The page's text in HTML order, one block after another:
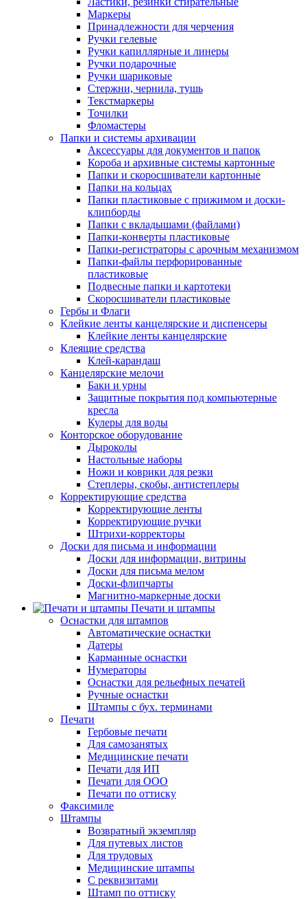
Маркеры
Принадлежности для черчения
Ручки гелевые
Ручки капиллярные и линеры
Ручки подарочные
Ручки шариковые
Стержни, чернила, тушь
Текстмаркеры
Точилки
Фломастеры
Папки и системы архивации
Аксессуары для документов и папок
Короба и архивные системы картонные
Папки и скоросшиватели картонные
Папки на кольцах
Папки пластиковые с прижимом и доски-
клипборды
Папки с вкладышами (файлами)
Папки-конверты пластиковые
Папки-регистраторы с арочным механизмом
Папки-файлы перфорированные
пластиковые
Подвесные папки и картотеки
Скоросшиватели пластиковые
Гербы и Флаги
Клейкие ленты канцелярские и диспенсеры
Клейкие ленты канцелярские
Клеящие средства
Клей-карандаш
Канцелярские мелочи
Баки и урны
Защитные покрытия под компьютерные
кресла
Кулеры для воды
Конторское оборудование
Дыроколы
Настольные наборы
Ножи и коврики для резки
Степлеры, скобы, антистеплеры
Корректирующие средства
Корректирующие ленты
Корректирующие ручки
Штрихи-корректоры
Доски для письма и информации
Доски для информации, витрины
Доски для письма мелом
Доски-флипчарты
Магнитно-маркерные доски
Печати и штампы
Оснастки для штампов
Автоматические оснастки
Датеры
Карманные оснастки
Нумераторы
Оснастки для рельефных печатей
Ручные оснастки
Штампы с бух. терминами
Печати
Гербовые печати
Для самозанятых
Медицинские печати
Печати для ИП
Печати для ООО
Печати по оттиску
Факсимиле
Штампы
Возвратный экземпляр
Для путевых листов
Для трудовых
Медицинские штампы
С реквизитами
Штамп по оттиску